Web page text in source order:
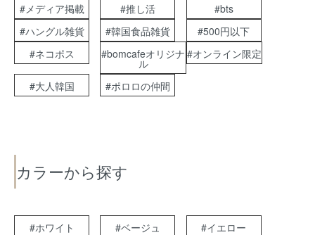
#メディア掲載 #推し活
#bts
#ハングル雑貨
#韓国食品雑貨
#500円以下
#ネコポス
#bomcafeオリジナ
ル
#オンライン限定
#大人韓国 #ポロロの仲間
カラーから探す
#ホワイト #ベージュ
#イエロー